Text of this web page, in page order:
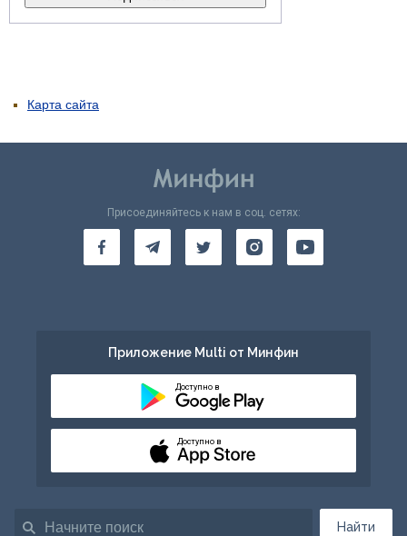
Карта сайта
Найти
Присоединяйтесь к нам в соц. сетях:
Приложение Multi от Минфин
Доступно в
Доступно в